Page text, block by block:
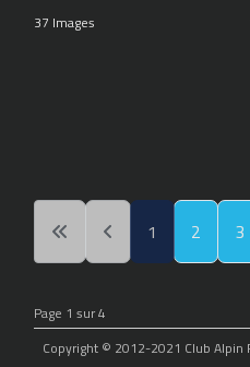
37 Images
1 2 3
Page 1 sur 4
Copyright © 2012-2021 Club Alpin